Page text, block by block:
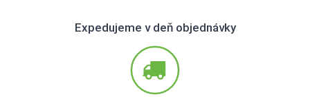
Expedujeme v deň objednávky